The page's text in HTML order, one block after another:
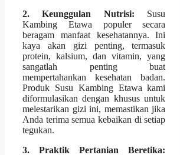
2. Keunggulan Nutrisi: Susu
Kambing Etawa populer secara
beragam manfaat kesehatannya. Ini
kaya akan gizi penting, termasuk
protein, kalsium, dan vitamin, yang
sangatlah penting buat
mempertahankan kesehatan badan.
Produk Susu Kambing Etawa kami
diformulasikan dengan khusus untuk
melestarikan gizi ini, memastikan jika
Anda terima semua kebaikan di setiap
tegukan.
3. Praktik Pertanian Beretika: